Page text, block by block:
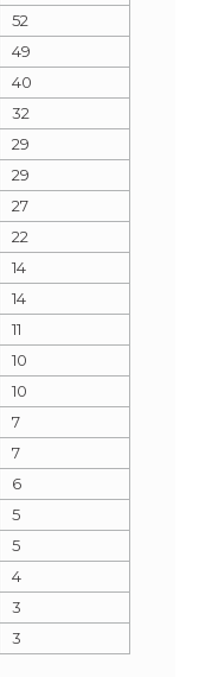
52
49
40
32
29
29
27
22
14
14
11
10
10
7
7
6
5
5
4
3
3